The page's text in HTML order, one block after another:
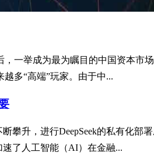
一举成为最为瞩目的中国资本市
多“高端”玩家。由于中...
攀升，进行DeepSeek的私有化
速了人工智能（AI）在金融...